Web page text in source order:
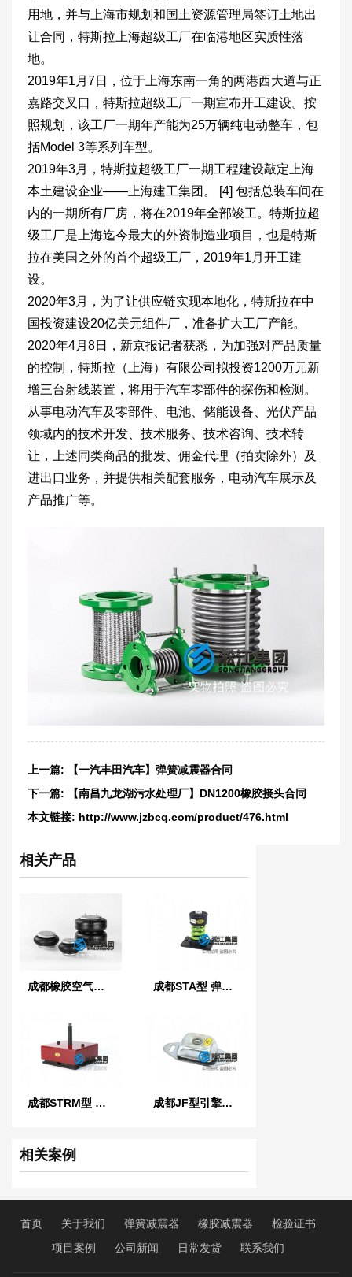
用地，并与上海市规划和国土资源管理局签订土地出
让合同，特斯拉上海超级工厂在临港地区实质性落
地。
2019年1月7日，位于上海东南一角的两港西大道与正
嘉路交叉口，特斯拉超级工厂一期宣布开工建设。按
照规划，该工厂一期年产能为25万辆纯电动整车，包
括Model 3等系列车型。
2019年3月，特斯拉超级工厂一期工程建设敲定上海
本土建设企业——上海建工集团。 [4] 包括总装车间在
内的一期所有厂房，将在2019年全部竣工。特斯拉超
级工厂是上海迄今最大的外资制造业项目，也是特斯
拉在美国之外的首个超级工厂，2019年1月开工建
设。
2020年3月，为了让供应链实现本地化，特斯拉在中
国投资建设20亿美元组件厂，准备扩大工厂产能。
2020年4月8日，新京报记者获悉，为加强对产品质量
的控制，特斯拉（上海）有限公司拟投资1200万元新
增三台射线装置，将用于汽车零部件的探伤和检测。
从事电动汽车及零部件、电池、储能设备、光伏产品
领域内的技术开发、技术服务、技术咨询、技术转
让，上述同类商品的批发、佣金代理（拍卖除外）及
进出口业务，并提供相关配套服务，电动汽车展示及
产品推广等。
上一篇:
【一汽丰田汽车】弹簧减震器合同
下一篇:
【南昌九龙湖污水处理厂】DN1200橡胶接头合同
本文链接: http://www.jzbcq.com/product/476.html
相关产品
成都橡胶空气弹簧 成都STA型 弹簧减振器
成都STRM型 稳定橡胶减振器 成都JF型引擎橡胶减振器
相关案例
首页 关于我们 弹簧减震器 橡胶减震器
检验证书
项目案例
公司新闻 日常发货 联系我们